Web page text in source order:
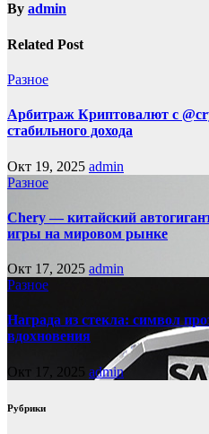
By admin
Related Post
Разное
Арбитраж Криптовалют с
стабильного дохода
Окт 19, 2025 admin
Разное
Chery — китайский
игры на мировом рынке
Окт 17, 2025 admin
Разное
Награда из стекла: символ
вдохновения
Окт 17, 2025 admin
Рубрики